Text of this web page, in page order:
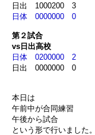
日出 1000200 3
日体 0000000 0
第２試合
vs日出高校
日体 0200000 2
日出 0000000 0
本日は
午前中が合同練習
午後から試合
という形で行いました。